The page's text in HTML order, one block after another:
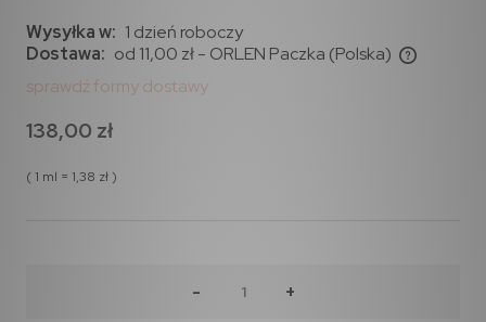
Wysyłka w: 1 dzień roboczy
Dostawa: od 11,00 zł- ORLEN Paczka (Polska)
sprawdź formy dostawy
138,00 zł
( 1 ml = 1,38 zł )
- +